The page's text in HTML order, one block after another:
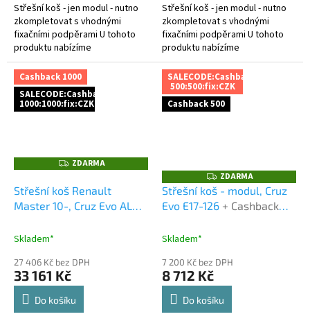
Střešní koš - jen modul - nutno
zkompletovat s vhodnými
fixačními podpěrami U tohoto
produktu nabízíme
1.000Kč cashback za platbu
předem a to buď bankovním
převodem,...
Střešní koš - jen modul - nutno
zkompletovat s vhodnými
fixačními podpěrami U tohoto
produktu nabízíme
1.000Kč cashback za platbu
předem a to buď bankovním
převodem,...
Cashback 1000
SALECODE:Cashback
1000:1000:fix:CZK
Z
D
R
M
A
ZDARMA
Střešní koš Renault
Master 10-, Cruz Evo ALU
dodatečná sleva za platbu
Skladem*
27 406 Kč bez DPH
33 161 Kč
Do košíku
SALECODE:Cashback
500:500:fix:CZK
Cashback 500
Z
D
A
R
ZDARMA
Střešní koš - modul, Cruz
Evo E17-126 + Cashback
sleva za platbu předem
Skladem*
7 200 Kč bez DPH
8 712 Kč
Do košíku